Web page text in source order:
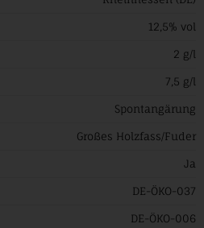
12,5% vol
2 g/l
7,5 g/l
Spontangärung
Großes Holzfass/Fuder
Ja
DE-ÖKO-037
DE-ÖKO-006